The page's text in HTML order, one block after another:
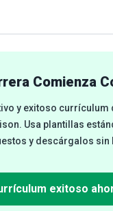
Comienza
y exitoso
Usa plantillas
y descárgalos
exitoso